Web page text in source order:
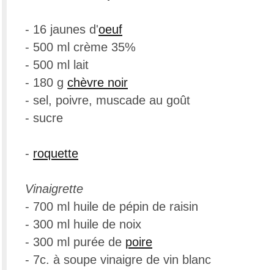
- 16 jaunes d'oeuf
- 500 ml crème 35%
- 500 ml lait
- 180 g chèvre noir
- sel, poivre, muscade au goût
- sucre
- roquette
Vinaigrette
- 700 ml huile de pépin de raisin
- 300 ml huile de noix
- 300 ml purée de poire
- 7c. à soupe vinaigre de vin blanc